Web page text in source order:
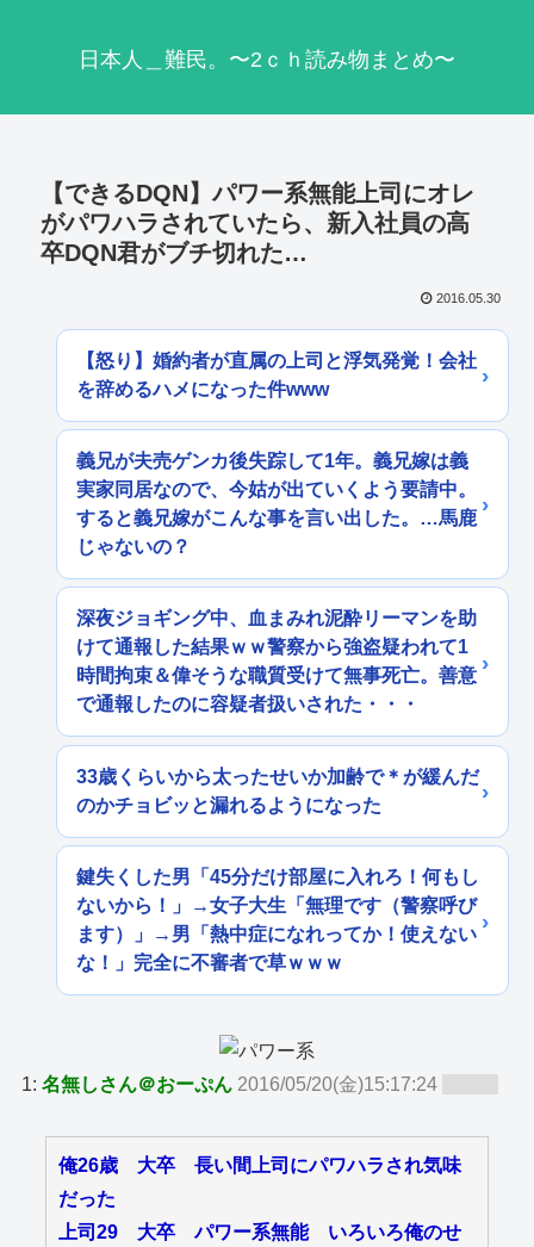
日本人＿難民。〜2ｃｈ読み物まとめ〜
【できるDQN】パワー系無能上司にオレ
がパワハラされていたら、新入社員の高
卒DQN君がブチ切れた…
2016.05.30
【怒り】婚約者が直属の上司と浮気発覚！会社
を辞めるハメになった件www
義兄が夫売ゲンカ後失踪して1年。義兄嫁は義
実家同居なので、今姑が出ていくよう要請中。
すると義兄嫁がこんな事を言い出した。…馬鹿
じゃないの？
深夜ジョギング中、血まみれ泥酔リーマンを助
けて通報した結果ｗｗ警察から強盗疑われて1
時間拘束＆偉そうな職質受けて無事死亡。善意
で通報したのに容疑者扱いされた・・・
33歳くらいから太ったせいか加齢で＊が緩んだ
のかチョビッと漏れるようになった
鍵失くした男「45分だけ部屋に入れろ！何もし
ないから！」→女子大生「無理です（警察呼び
ます）」→男「熱中症になれってか！使えない
な！」完全に不審者で草ｗｗｗ
1:名無しさん＠おーぷん 2016/05/20(金)15:17:24
俺26歳 大卒 長い間上司にパワハラされ気味
だった
上司29 大卒 パワー系無能 いろいろ俺のせ